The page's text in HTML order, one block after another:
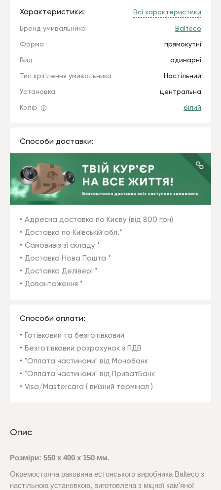
Характеристики: Всі характеристики
Бренд умивальника Balteco
Форма прямокутні
Вид одинарні
Тип кріплення умивальника Настільний
Установка центральна
Колір білий
Способи доставки:
Адресна доставка по Києву (від 800 грн)
Доставка по Київській обл.*
Самовивіз зі складу *
Доставка Нова Пошта *
Доставка Делівері *
Довантаження *
Способи оплати:
Готівковий та безготівковий
Безготівковий розрахунок з ПДВ
"Оплата частинами" від Монобанк
"Оплата частинами" від ПриватБанк
Visa/Mastercard ( виїзний термінал )
Опис
Розміри: 550 x 400 x 150 мм.
Окремостояча раковина естонського виробника Balteco з
настільною установкою, виготовлена з міцної кам'яної